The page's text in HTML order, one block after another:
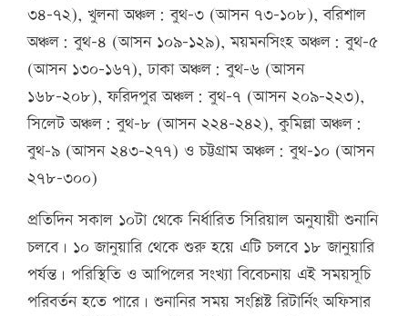
৩৪-৭২), খুলনা অঞ্চল: বুথ-৩ (আসন ৭৩-১০৮), বরিশাল
অঞ্চল: বুথ-৪ (আসন ১০৯-১২৯), ময়মনসিংহ অঞ্চল: বুথ-৫
(আসন ১৩০-১৬৭), ঢাকা অঞ্চল: বুথ-৬ (আসন
১৬৮-২০৮), ফরিদপুর অঞ্চল: বুথ-৭ (আসন ২০৯-২২৩),
সিলেট অঞ্চল: বুথ-৮ (আসন ২২৪-২৪২), কুমিল্লা অঞ্চল:
বুথ-৯ (আসন ২৪৩-২৭৭) ও চট্টগ্রাম অঞ্চল: বুথ-১০ (আসন
২৭৮-৩০০)
প্রতিদিন সকাল ১০টা থেকে নির্ধারিত সিরিয়াল অনুযায়ী শুনানি
চলবে। ১০ জানুয়ারি থেকে শুরু হয়ে এটি চলবে ১৮ জানুয়ারি
পর্যন্ত। পরিস্থিতি ও আপিলের সংখ্যা বিবেচনায় এই সময়সূচি
পরিবর্তন হতে পারে। শুনানির সময় সংশ্লিষ্ট রিটার্নিং অফিসার